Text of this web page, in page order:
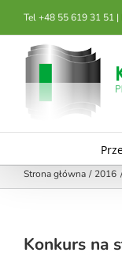
zawartości
Tel +48 55 619 31 51
Strona główna 2016
Konkurs na